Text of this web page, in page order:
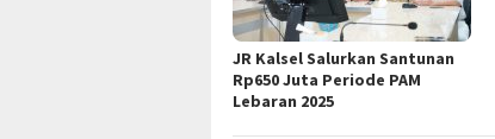
JR Kalsel Salurkan Santunan
Rp650 Juta Periode PAM
Lebaran 2025